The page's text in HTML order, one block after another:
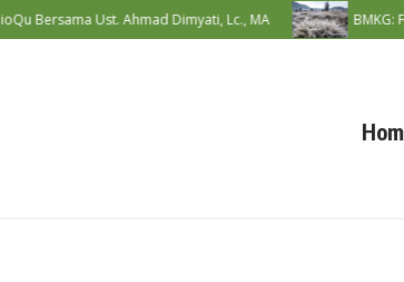
Bersama Ust. Ahmad Dimyati, Lc., MA BMKG: